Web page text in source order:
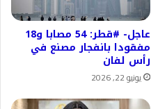
عاجل- #قطر: 54 مصابا و18
مفقودا بانفجار مصنع في
رأس لفان
يونيو 22, 2026